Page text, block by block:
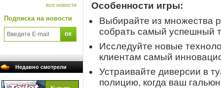
все новости
Подписка на новости
Недавно смотрели
Особенности игры:
Выбирайте из множества
собрать самый успешный
Исследуйте новые
клиентам самый
Устраивайте диверсии в
полицию, когда ваш